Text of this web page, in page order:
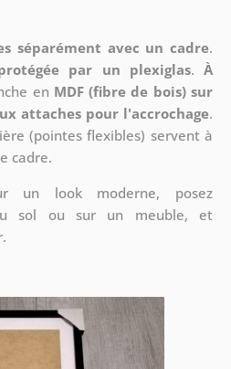
séparément avec un cadre.
par un plexiglas.À
en MDF (fibre de bois) sur
attaches pour l'accrochage.
(pointes flexibles) servent à
cadre.
un look moderne, posez
sol ou sur un meuble, et